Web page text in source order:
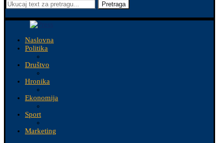
Pretraga
Naslovna
Politika
Društvo
Hronika
Ekonomija
Sport
Marketing